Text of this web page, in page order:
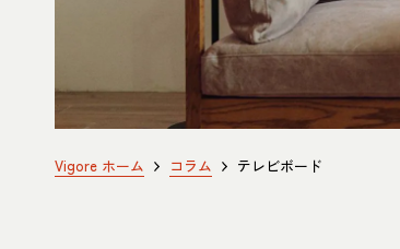
Vigore ホーム コラム テレビボード